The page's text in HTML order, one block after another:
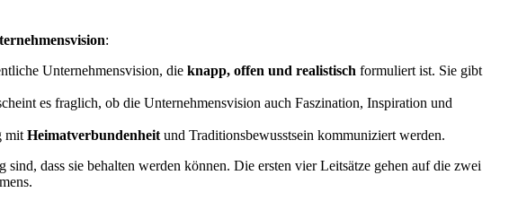
:
Unternehmensvision, die knapp, offen und realistisch formuliert ist. Sie gibt
es fraglich, ob die Unternehmensvision auch Faszination, Inspiration und
mit Heimatverbundenheit und Traditionsbewusstsein kommuniziert werden.
dass sie behalten werden können. Die ersten vier Leitsätze gehen auf die zwei